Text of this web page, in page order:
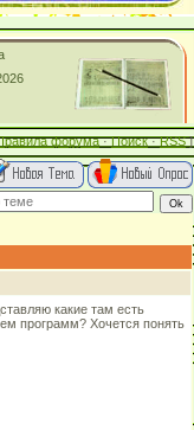
форума·Поиск·RSS]
какие там есть
программ? Хочется понять